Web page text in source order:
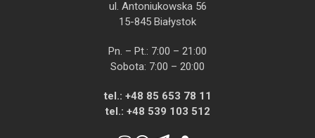
ul. Antoniukowska 56
15-845 Białystok
Pn. – Pt.: 7:00 – 21:00
Sobota: 7:00 – 20:00
tel.: +48 85 653 78 11
tel.: +48 539 103 512